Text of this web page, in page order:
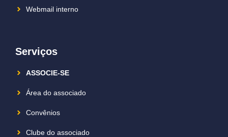
Webmail interno
Serviços
ASSOCIE-SE
Área do associado
Convênios
Clube do associado